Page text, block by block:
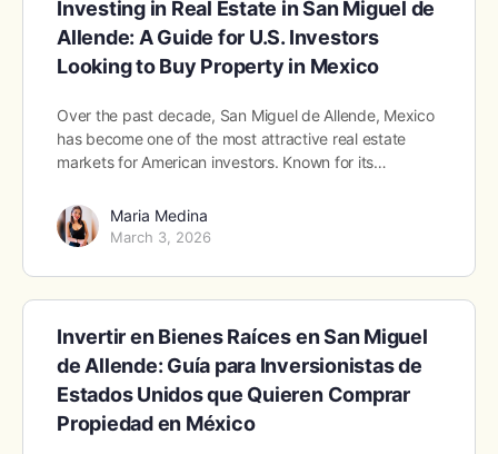
Investing in Real Estate in San Miguel de
Allende: A Guide for U.S. Investors
Looking to Buy Property in Mexico
Over the past decade, San Miguel de Allende, Mexico
has become one of the most attractive real estate
markets for American investors. Known for its…
Maria Medina
March 3, 2026
Invertir en Bienes Raíces en San Miguel
de Allende: Guía para Inversionistas de
Estados Unidos que Quieren Comprar
Propiedad en México